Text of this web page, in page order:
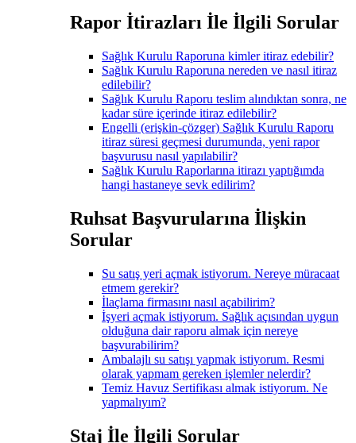
Rapor İtirazları İle İlgili Sorular
Sağlık Kurulu Raporuna kimler itiraz edebilir?
Sağlık Kurulu Raporuna nereden ve nasıl itiraz
edilebilir?
Sağlık Kurulu Raporu teslim alındıktan sonra, ne
kadar süre içerinde itiraz edilebilir?
Engelli (erişkin-çözger) Sağlık Kurulu Raporu
itiraz süresi geçmesi durumunda, yeni rapor
başvurusu nasıl yapılabilir?
Sağlık Kurulu Raporlarına itirazı yaptığımda
hangi hastaneye sevk edilirim?
Ruhsat Başvurularına İlişkin
Sorular
Su satış yeri açmak istiyorum. Nereye müracaat
etmem gerekir?
İlaçlama firmasını nasıl açabilirim?
İşyeri açmak istiyorum. Sağlık açısından uygun
olduğuna dair raporu almak için nereye
başvurabilirim?
Ambalajlı su satışı yapmak istiyorum. Resmi
olarak yapmam gereken işlemler nelerdir?
Temiz Havuz Sertifikası almak istiyorum. Ne
yapmalıyım?
Staj İle İlgili Sorular